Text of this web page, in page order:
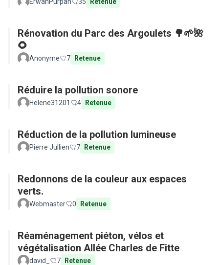
Rénovation du Parc des Argoulets 🌳🌱🌺
🌻
Anonyme 7 Retenue
Réduire la pollution sonore
Helene31201 4 Retenue
Réduction de la pollution lumineuse
Pierre Jullien 7 Retenue
Redonnons de la couleur aux espaces
verts.
Webmaster 0 Retenue
Réaménagement piéton, vélos et
végétalisation Allée Charles de Fitte
david_ 7 Retenue